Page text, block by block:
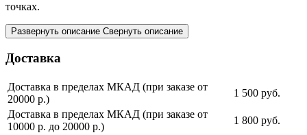
точках.
Развернуть описание Свернуть описание
Доставка
Доставка в пределах МКАД (при заказе от
20000 р.)
1 500 руб.
Доставка в пределах МКАД (при заказе от
10000 р. до 20000 р.)
1 800 руб.